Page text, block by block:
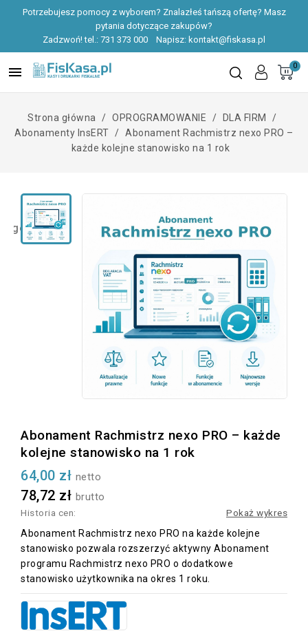
Potrzebujesz pomocy z wyborem? Znalazłeś tańszą ofertę? Masz
pytania dotyczące zakupów?
Zadzwoń! tel.: 731 373 000 Napisz: kontakt@fiskasa.pl
0

Strona główna OPROGRAMOWANIE
DLA FIRM
Abonamenty InsERT
Abonament Rachmistrz nexo PRO –
każde kolejne stanowisko na 1 rok
Abonament Rachmistrz nexo PRO – każde
kolejne stanowisko na 1 rok
64,00 zł netto
78,72 zł brutto
Historia cen:
Pokaż wykres
Abonament Rachmistrz nexo PRO na każde kolejne
stanowisko pozwala rozszerzyć aktywny Abonament
programu Rachmistrz nexo PRO o dodatkowe
stanowisko użytkownika na okres 1 roku.
produktu